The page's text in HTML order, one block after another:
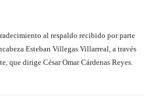
al respaldo recibido por parte
Esteban Villegas Villarreal, a través
que dirige César Omar Cárdenas Reyes.